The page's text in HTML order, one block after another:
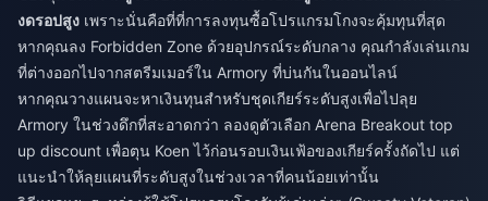
งดรอปสูง เพราะนั่นคือที่ที่การลงทุนซื้อโปรแกรมโกงจะคุ้มทุนที่สุด
หากคุณลง Forbidden Zone ด้วยอุปกรณ์ระดับกลาง คุณกำลังเล่นเกม
ที่ต่างออกไปจากสตรีมเมอร์ใน Armory ที่บ่นกันในออนไลน์
หากคุณวางแผนจะหาเงินทุนสำหรับชุดเกียร์ระดับสูงเพื่อไปลุย
Armory ในช่วงดึกที่สะอาดกว่า ลองดูตัวเลือก Arena Breakout top
up discount เพื่อตุน Koen ไว้ก่อนรอบเงินเฟ้อของเกียร์ครั้งถัดไป แต่
แนะนำให้ลุยแผนที่ระดับสูงในช่วงเวลาที่คนน้อยเท่านั้น